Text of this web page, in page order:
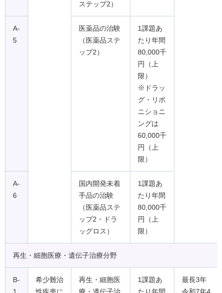
ステップ2）
A-
5
医薬品の治験
（医薬品ステ
ップ2）
1課題あ
たり年間
80,000千
円（上
限）
※ドラッ
グ・リポ
ニショニ
ングは
60,000千
円（上
限）
A-
6
国内開発未着
手品の治験
（医薬品ステ
ップ2・ドラ
ッグロス）
1課題あ
たり年間
80,000千
円（上
限）
再生・細胞医療・遺伝子治療分野
B-
希少難治
再生・細胞医
1課題あ
最長3年